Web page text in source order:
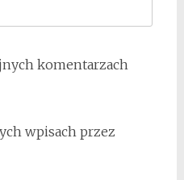
komentarzach
wpisach przez